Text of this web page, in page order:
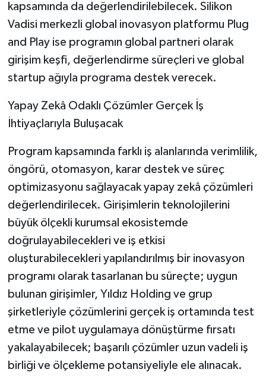
kapsamında da değerlendirilebilecek. Silikon
Vadisi merkezli global inovasyon platformu Plug
and Play ise programın global partneri olarak
girişim keşfi, değerlendirme süreçleri ve global
startup ağıyla programa destek verecek.
Yapay Zekâ Odaklı Çözümler Gerçek İş
İhtiyaçlarıyla Buluşacak
Program kapsamında farklı iş alanlarında verimlilik,
öngörü, otomasyon, karar destek ve süreç
optimizasyonu sağlayacak yapay zekâ çözümleri
değerlendirilecek. Girişimlerin teknolojilerini
büyük ölçekli kurumsal ekosistemde
doğrulayabilecekleri ve iş etkisi
oluşturabilecekleri yapılandırılmış bir inovasyon
programı olarak tasarlanan bu süreçte; uygun
bulunan girişimler, Yıldız Holding ve grup
şirketleriyle çözümlerini gerçek iş ortamında test
etme ve pilot uygulamaya dönüştürme fırsatı
yakalayabilecek; başarılı çözümler uzun vadeli iş
birliği ve ölçekleme potansiyeliyle ele alınacak.